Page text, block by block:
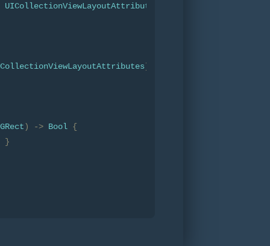
UICollectionViewLayoutAttributes
]?
) -> Bool {
}